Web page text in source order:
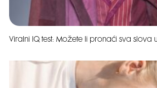
Viralni IQ test: Možete li pronaći sva slova